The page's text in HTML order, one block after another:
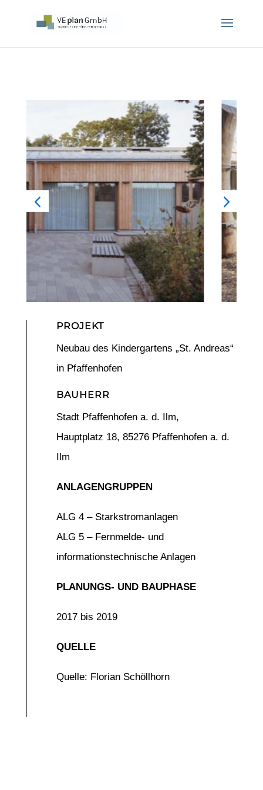
PROJEKT
Neubau des Kindergartens „St. Andreas“
in Pfaffenhofen
BAUHERR
Stadt Pfaffenhofen a. d. Ilm,
Hauptplatz 18, 85276 Pfaffenhofen a. d.
Ilm
ANLAGENGRUPPEN
ALG 4 – Starkstromanlagen
ALG 5 – Fernmelde- und
informationstechnische Anlagen
PLANUNGS- UND BAUPHASE
2017 bis 2019
QUELLE
Quelle: Florian Schöllhorn